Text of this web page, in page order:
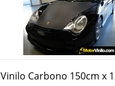
Vinilo Carbono 150cm x